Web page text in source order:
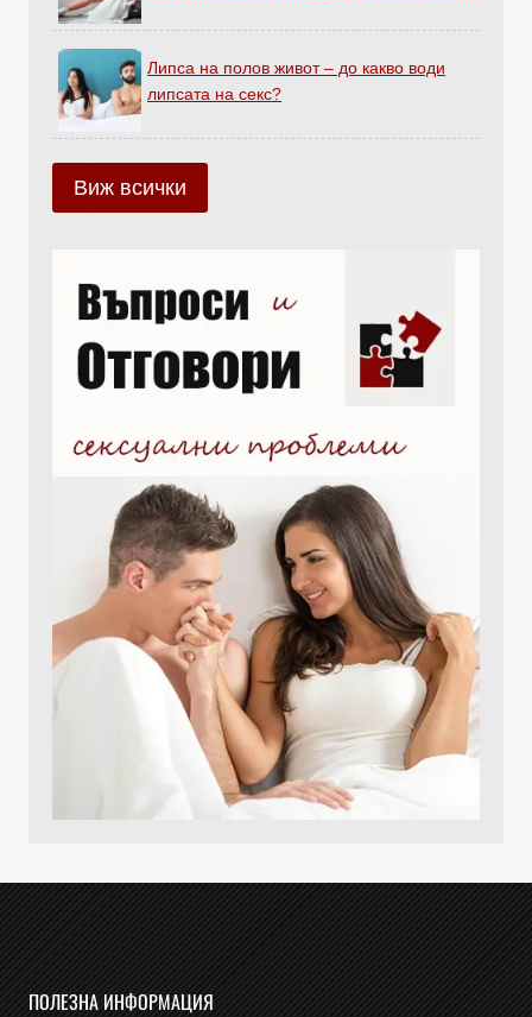
Липса на полов живот – до какво води
липсата на секс?
Виж всички
ПОЛЕЗНА ИНФОРМАЦИЯ